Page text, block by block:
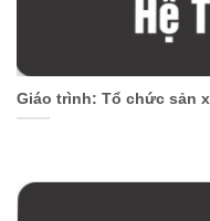
Giáo trình: Tổ chức sản